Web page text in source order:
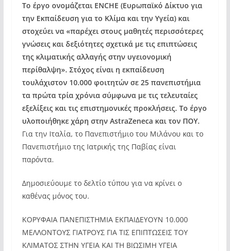
Το έργο ονομάζεται ENCHE (Ευρωπαϊκό Δίκτυο για
την Εκπαίδευση για το Κλίμα και την Υγεία) και
στοχεύει να «παρέχει στους μαθητές περισσότερες
γνώσεις και δεξιότητες σχετικά με τις επιπτώσεις
της κλιματικής αλλαγής στην υγειονομική
περίθαλψη». Στόχος είναι η εκπαίδευση
τουλάχιστον 10.000 φοιτητών σε 25 πανεπιστήμια
τα πρώτα τρία χρόνια σύμφωνα με τις τελευταίες
εξελίξεις και τις επιστημονικές προκλήσεις. Το έργο
υλοποιήθηκε χάρη στην AstraZeneca και τον ΠΟΥ.
Για την Ιταλία, το Πανεπιστήμιο του Μιλάνου και το
Πανεπιστήμιο της Ιατρικής της Παβίας είναι
παρόντα.
Δημοσιεύουμε το δελτίο τύπου για να κρίνει ο
καθένας μόνος του.
ΚΟΡΥΦΑΙΑ ΠΑΝΕΠΙΣΤΗΜΙΑ ΕΚΠΑΙΔΕΥΟΥΝ 10.000
ΜΕΛΛΟΝΤΟΥΣ ΓΙΑΤΡΟΥΣ ΓΙΑ ΤΙΣ ΕΠΙΠΤΩΣΕΙΣ ΤΟΥ
ΚΛΙΜΑΤΟΣ ΣΤΗΝ ΥΓΕΙΑ ΚΑΙ ΤΗ ΒΙΩΣΙΜΗ ΥΓΕΙΑ